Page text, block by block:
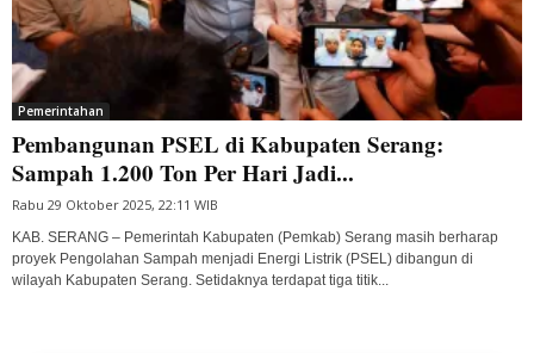
Pemerintahan
Pembangunan PSEL di Kabupaten Serang:
Sampah 1.200 Ton Per Hari Jadi...
Rabu 29 Oktober 2025, 22:11 WIB
KAB. SERANG – Pemerintah Kabupaten (Pemkab) Serang masih berharap
proyek Pengolahan Sampah menjadi Energi Listrik (PSEL) dibangun di
wilayah Kabupaten Serang. Setidaknya terdapat tiga titik...